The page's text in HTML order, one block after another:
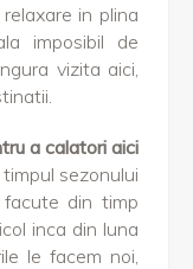
in plina
imposibil de
vizita aici,
a calatori aici
timpul sezonului
facute din timp
inca din luna
le facem noi,